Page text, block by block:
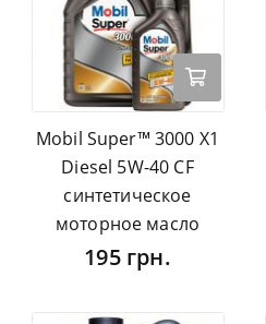
Mobil Super™ 3000 X1
Diesel 5W-40 CF
синтетическое
моторное масло
195 грн.